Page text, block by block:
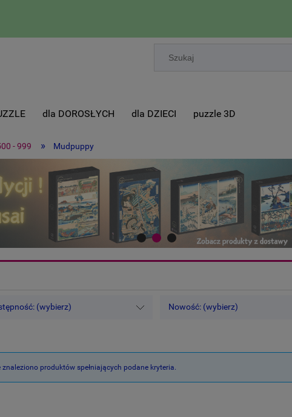
dla DOROSŁYCH dla DZIECI puzzle 3D
- 999 » Mudpuppy
(wybierz) Nowość: (wybierz)
znaleziono produktów spełniających podane kryteria.